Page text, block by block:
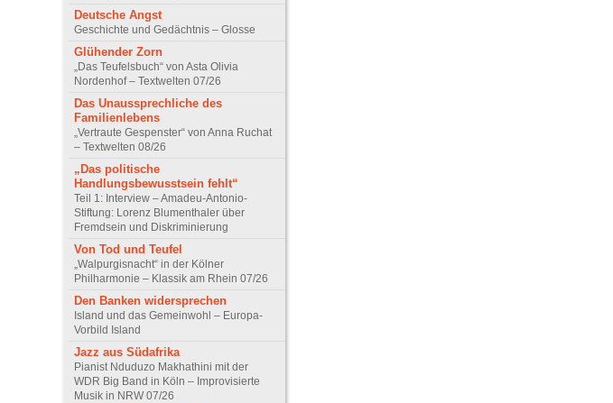
Deutsche Angst
Geschichte und Gedächtnis – Glosse
Glühender Zorn
„Das Teufelsbuch“ von Asta Olivia
Nordenhof – Textwelten 07/26
Das Unaussprechliche des
Familienlebens
„Vertraute Gespenster“ von Anna Ruchat
– Textwelten 08/26
„Das politische
Handlungsbewusstsein fehlt“
Teil 1: Interview – Amadeu-Antonio-
Stiftung: Lorenz Blumenthaler über
Fremdsein und Diskriminierung
Von Tod und Teufel
„Walpurgisnacht“ in der Kölner
Philharmonie – Klassik am Rhein 07/26
Den Banken widersprechen
Island und das Gemeinwohl – Europa-
Vorbild Island
Jazz aus Südafrika
Pianist Nduduzo Makhathini mit der
WDR Big Band in Köln – Improvisierte
Musik in NRW 07/26